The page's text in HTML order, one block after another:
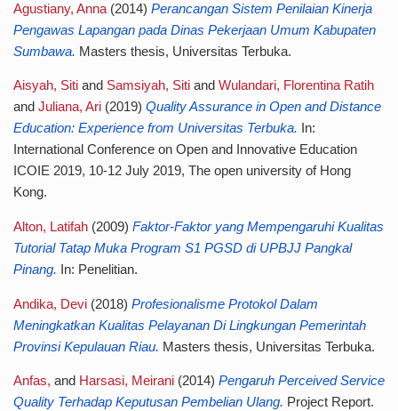
Agustiany, Anna(2014) Perancangan Sistem Penilaian Kinerja
Pengawas Lapangan pada Dinas Pekerjaan Umum Kabupaten
Sumbawa. Masters thesis, Universitas Terbuka.
Aisyah, Sitiand Samsiyah, Sitiand Wulandari, Florentina Ratih
and Juliana, Ari(2019) Quality Assurance in Open and Distance
Education: Experience from Universitas Terbuka. In:
International Conference on Open and Innovative Education
ICOIE 2019, 10-12 July 2019, The open university of Hong
Kong.
Alton, Latifah(2009) Faktor-Faktor yang Mempengaruhi Kualitas
Tutorial Tatap Muka Program S1 PGSD di UPBJJ Pangkal
Pinang. In: Penelitian.
Andika, Devi(2018) Profesionalisme Protokol Dalam
Meningkatkan Kualitas Pelayanan Di Lingkungan Pemerintah
Provinsi Kepulauan Riau. Masters thesis, Universitas Terbuka.
Anfas, and Harsasi, Meirani(2014) Pengaruh Perceived Service
Quality Terhadap Keputusan Pembelian Ulang. Project Report.